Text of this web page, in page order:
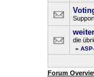
die
»
Forum